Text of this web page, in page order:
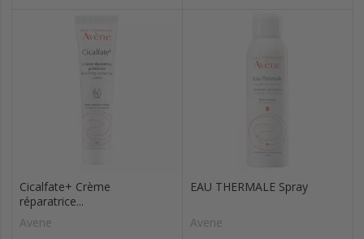
Cicalfate+ Crème
réparatrice...
Avene
EAU THERMALE Spray
Avene